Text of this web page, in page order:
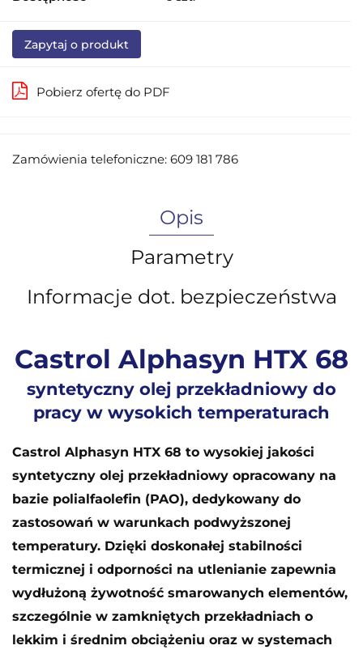
Zapytaj o produkt
Pobierz ofertę do PDF
Zamówienia telefoniczne: 609 181 786
Opis
Parametry
Informacje dot. bezpieczeństwa
Castrol Alphasyn HTX 68
syntetyczny olej przekładniowy do
pracy w wysokich temperaturach
Castrol Alphasyn HTX 68 to wysokiej jakości
syntetyczny olej przekładniowy opracowany na
bazie polialfaolefin (PAO), dedykowany do
zastosowań w warunkach podwyższonej
temperatury. Dzięki doskonałej stabilności
termicznej i odporności na utlenianie zapewnia
wydłużoną żywotność smarowanych elementów,
szczególnie w zamkniętych przekładniach o
lekkim i średnim obciążeniu oraz w systemach